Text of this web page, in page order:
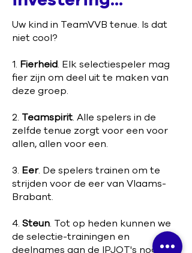
Uw kind in TeamVVB tenue. Is dat
niet cool?
1. Fierheid. Elk selectiespeler mag
fier zijn om deel uit te maken van
deze groep.
2. Teamspirit. Alle spelers in de
zelfde tenue zorgt voor een voor
allen, allen voor een.
3. Eer. De spelers trainen om te
strijden voor de eer van Vlaams-
Brabant.
4. Steun. Tot op heden kunnen we
de selectie-trainingen en
deelnames aan de IPJOT's nog